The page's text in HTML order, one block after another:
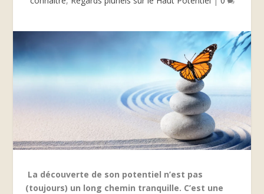
La découverte de son potentiel n’est pas
(toujours) un long chemin tranquille. C’est une